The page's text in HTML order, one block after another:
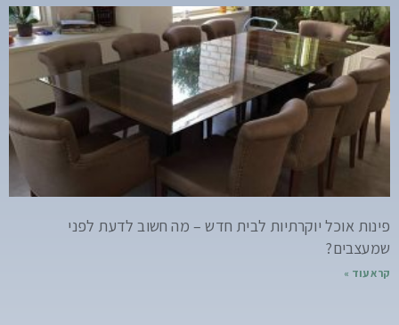
פינות אוכל יוקרתיות לבית חדש – מה חשוב לדעת לפני
שמעצבים?
קרא עוד »